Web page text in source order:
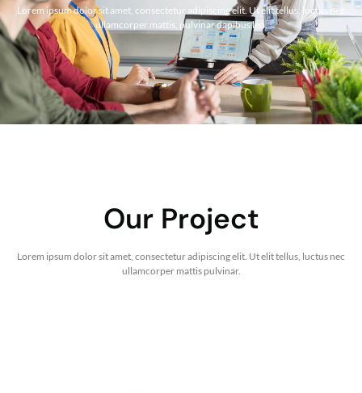
Lorem ipsum dolor sit amet, consectetur adipiscing elit. Ut elit tellus, luctus nec
ullamcorper mattis, pulvinar dapibus leo.
Our Project
Lorem ipsum dolor sit amet, consectetur adipiscing elit. Ut elit tellus, luctus nec
ullamcorper mattis pulvinar.